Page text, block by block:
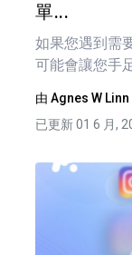
單...
如果您遇到需
可能會讓您手
由 Agnes W Linn
已更新 01 6 月,